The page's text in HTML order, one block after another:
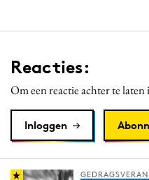
Reacties:
Om een reactie achter te laten
Inloggen